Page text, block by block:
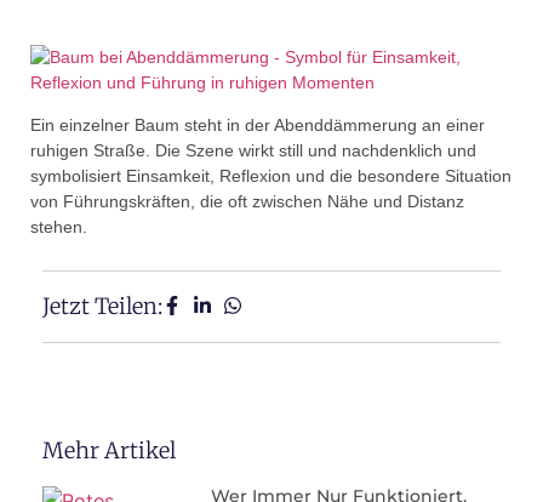
Ein einzelner Baum steht in der Abenddämmerung an einer
ruhigen Straße. Die Szene wirkt still und nachdenklich und
symbolisiert Einsamkeit, Reflexion und die besondere Situation
von Führungskräften, die oft zwischen Nähe und Distanz
stehen.
Jetzt Teilen:
Mehr Artikel
Wer Immer Nur Funktioniert,